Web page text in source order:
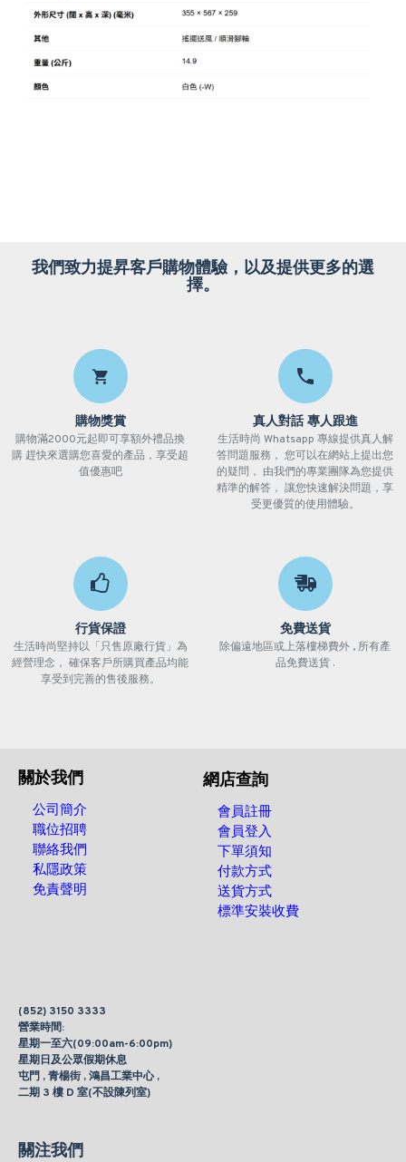
我們致力提昇客戶購物體驗，以及提供更多的選
擇。
購物獎賞
購物滿2000元起即可享額外禮品換
購 趕快來選購您喜愛的產品，享受超
值優惠吧
真人對話 專人跟進
生活時尚 Whatsapp 專線提供真人解
答問題服務， 您可以在網站上提出您
的疑問， 由我們的專業團隊為您提供
精準的解答， 讓您快速解決問題，享
受更優質的使用體驗。
行貨保證
生活時尚堅持以「只售原廠行貨」為
經營理念， 確保客戶所購買產品均能
享受到完善的售後服務。
免費送貨
除偏遠地區或上落樓梯費外 , 所有產
品免費送貨 .
關於我們
公司簡介
職位招聘
聯絡我們
私隱政策
免責聲明
網店查詢
會員註冊
會員登入
下單須知
付款方式
送貨方式
標準安裝收費
(852) 3150 3333
營業時間:
星期一至六(09:00am-6:00pm)
星期日及公眾假期休息
屯門 , 青楊街 , 鴻昌工業中心 ,
二期 3 樓 D 室(不設陳列室)
關注我們